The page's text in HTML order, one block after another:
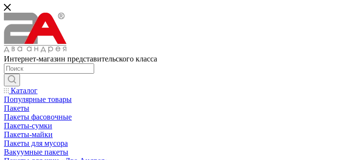
Интернет-магазин представительского класса
Каталог
Популярные товары
Пакеты
Пакеты фасовочные
Пакеты-сумки
Пакеты-майки
Пакеты для мусора
Вакуумные пакеты